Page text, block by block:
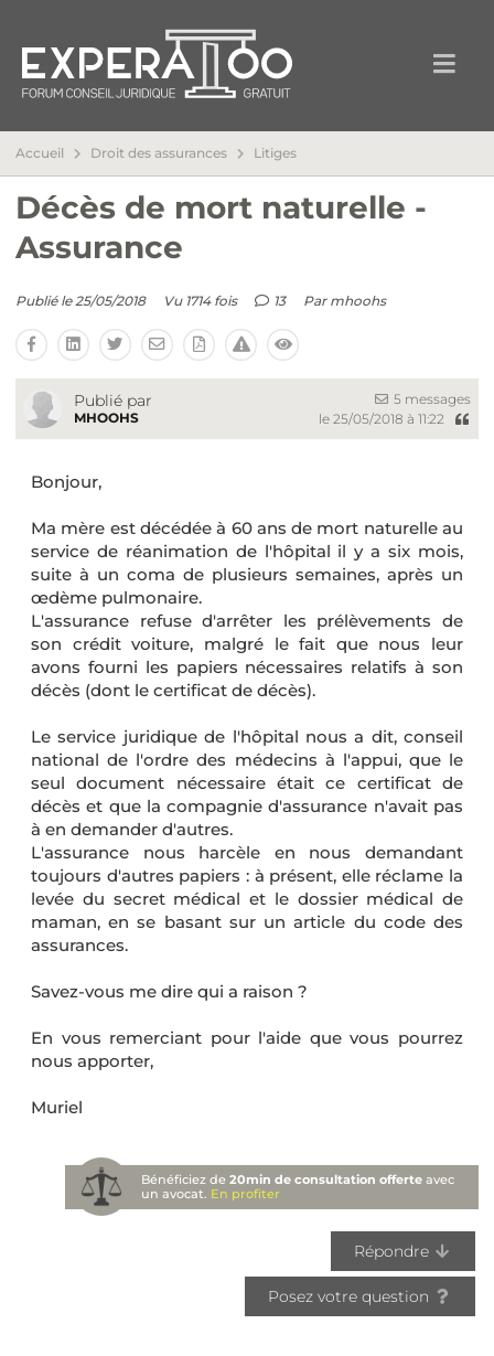
Accueil Droit des assurances Litiges
Décès de mort naturelle -
Assurance
Publié le 25/05/2018 Vu 1714 fois 13 Par mhoohs
Publié par
MHOOHS
5 messages
le 25/05/2018 à 11:22
Bonjour,
Ma mère est décédée à 60 ans de mort naturelle au
service de réanimation de l'hôpital il y a six mois,
suite à un coma de plusieurs semaines, après un
œdème pulmonaire.
L'assurance refuse d'arrêter les prélèvements de
son crédit voiture, malgré le fait que nous leur
avons fourni les papiers nécessaires relatifs à son
décès (dont le certificat de décès).
Le service juridique de l'hôpital nous a dit, conseil
national de l'ordre des médecins à l'appui, que le
seul document nécessaire était ce certificat de
décès et que la compagnie d'assurance n'avait pas
à en demander d'autres.
L'assurance nous harcèle en nous demandant
toujours d'autres papiers : à présent, elle réclame la
levée du secret médical et le dossier médical de
maman, en se basant sur un article du code des
assurances.
Savez-vous me dire qui a raison ?
En vous remerciant pour l'aide que vous pourrez
nous apporter,
Muriel
Bénéficiez de20min de consultation offerte avec
un avocat. En profiter
Répondre
Posez votre question